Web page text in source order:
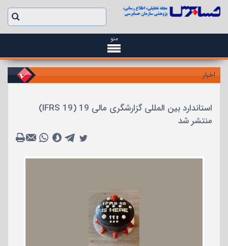
منو
اخبار
استاندارد بین المللی گزارشگری مالی 19 (IFRS 19)
منتشر شد